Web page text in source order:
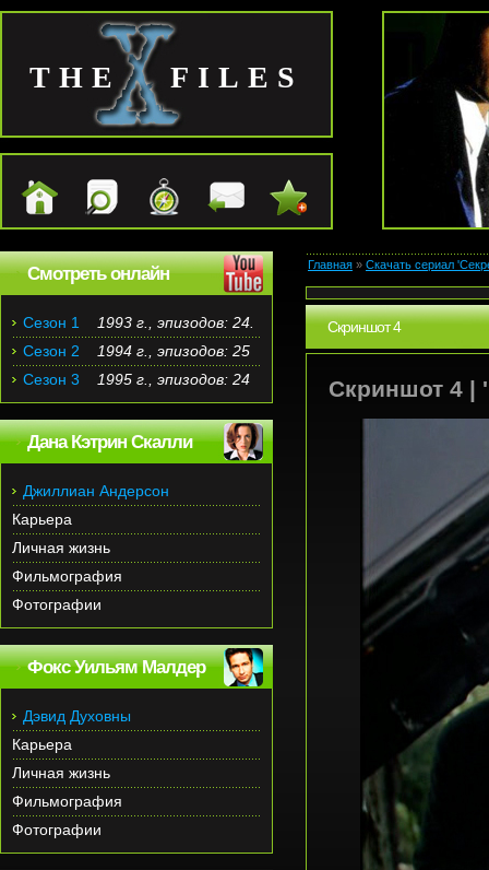
THE FILES
Главная » Скачать сериал
Скриншот 4
Скриншот 4 |
Смотреть онлайн
Сезон 1
1993 г., эпизодов: 24.
Сезон 2
1994 г., эпизодов: 25
Сезон 3
1995 г., эпизодов: 24
Дана Кэтрин Скалли
Джиллиан Андерсон
Карьера
Личная жизнь
Фильмография
Фотографии
Фокс Уильям Малдер
Дэвид Духовны
Карьера
Личная жизнь
Фильмография
Фотографии